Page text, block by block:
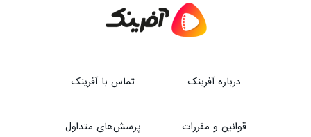
درباره آفرینک تماس با آفرینک
قوانین و مقررات پرسش‌های متداول